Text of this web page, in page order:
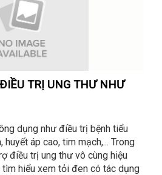
TRỊ UNG THƯ NHƯ
dụng như điều trị bệnh tiểu
áp cao, tim mạch,... Trong
điều trị ung thư vô cùng hiệu
tìm hiểu xem tỏi đen có tác dụng